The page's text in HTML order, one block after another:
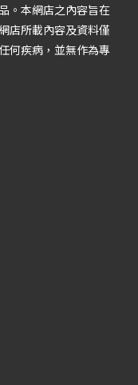
。本網店之內容旨在
店所載內容及資料僅
何疾病，並無作為專